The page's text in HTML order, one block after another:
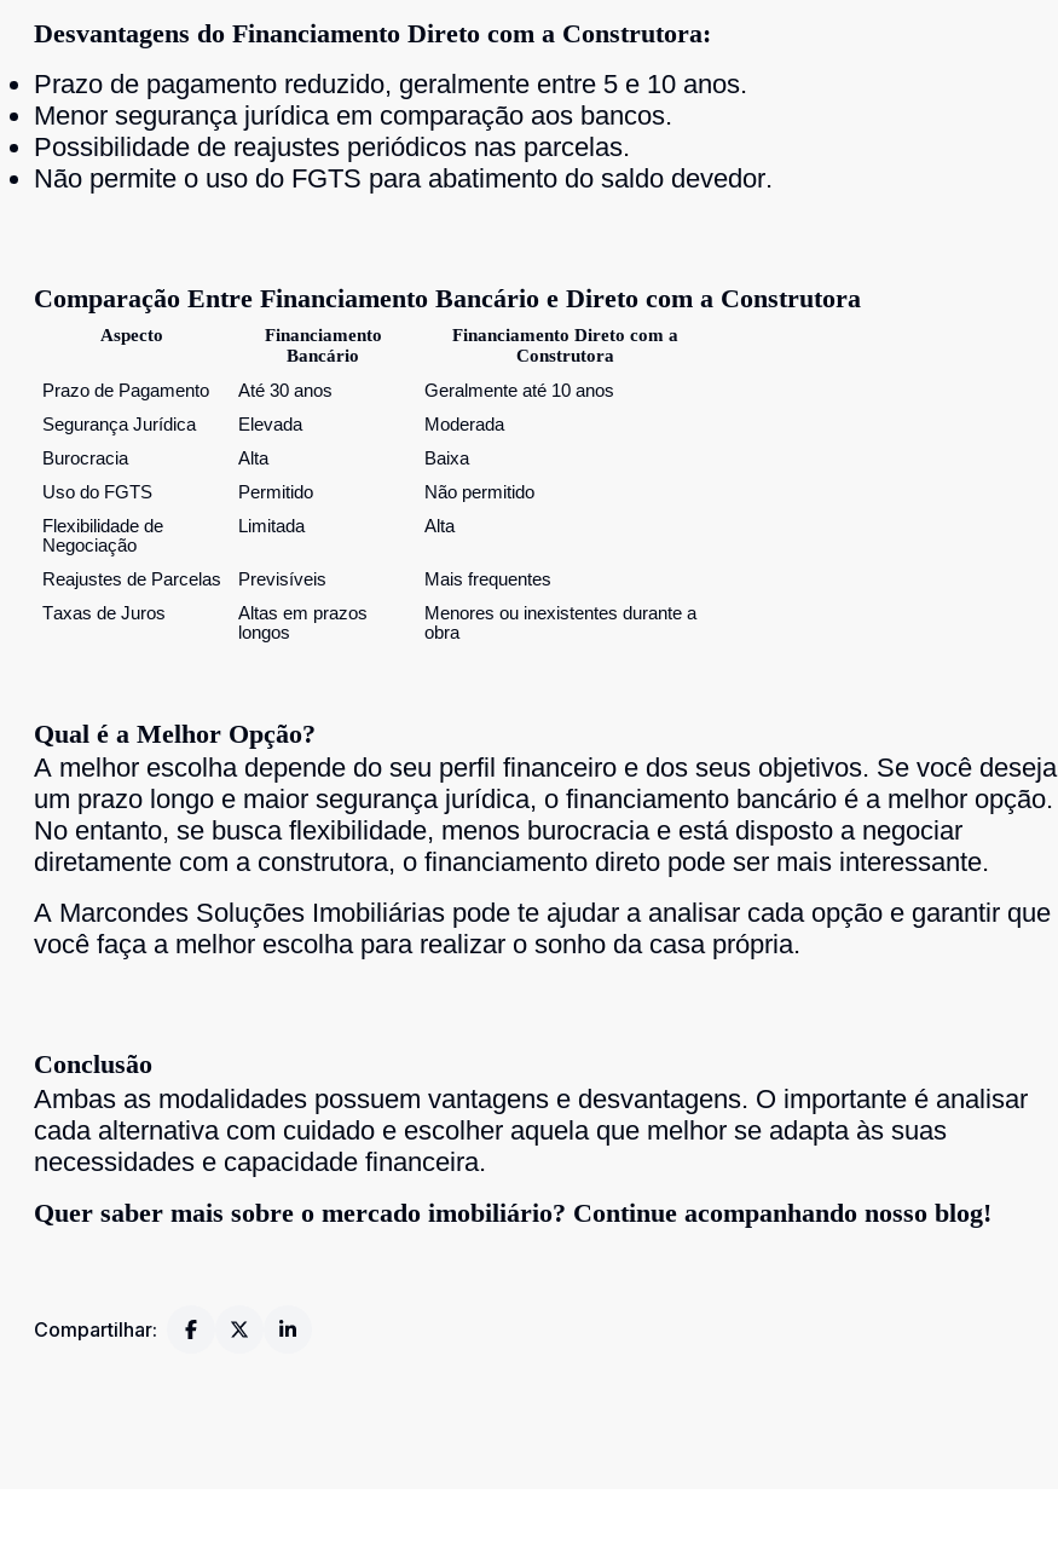
Desvantagens do Financiamento Direto com a Construtora:
Prazo de pagamento reduzido, geralmente entre 5 e 10 anos.
Menor segurança jurídica em comparação aos bancos.
Possibilidade de reajustes periódicos nas parcelas.
Não permite o uso do FGTS para abatimento do saldo devedor.
Comparação Entre Financiamento Bancário e Direto com a Construtora
Aspecto
Financiamento
Bancário
Financiamento Direto com a
Construtora
Prazo de Pagamento
Até 30 anos
Geralmente até 10 anos
Segurança Jurídica
Elevada
Moderada
Burocracia
Alta
Baixa
Uso do FGTS
Permitido
Não permitido
Flexibilidade de
Negociação
Limitada Alta
Reajustes de Parcelas Previsíveis
Mais frequentes
Taxas de Juros
Altas em prazos
longos
Menores ou inexistentes durante a
obra
Qual é a Melhor Opção?
A melhor escolha depende do seu perfil financeiro e dos seus objetivos. Se você deseja
um prazo longo e maior segurança jurídica, o financiamento bancário é a melhor opção.
No entanto, se busca flexibilidade, menos burocracia e está disposto a negociar
diretamente com a construtora, o financiamento direto pode ser mais interessante.
A Marcondes Soluções Imobiliárias pode te ajudar a analisar cada opção e garantir que
você faça a melhor escolha para realizar o sonho da casa própria.
Conclusão
Ambas as modalidades possuem vantagens e desvantagens. O importante é analisar
cada alternativa com cuidado e escolher aquela que melhor se adapta às suas
necessidades e capacidade financeira.
Quer saber mais sobre o mercado imobiliário? Continue acompanhando nosso blog!
Compartilhar: